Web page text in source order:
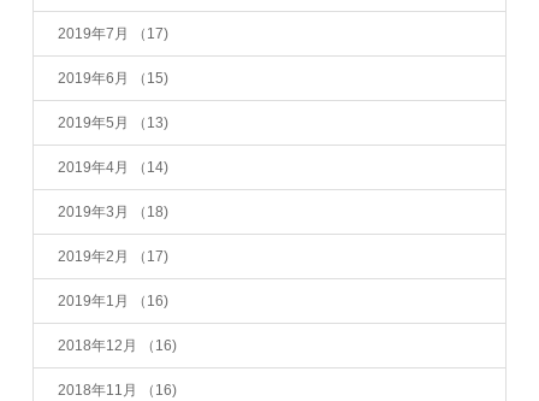
2019年7月 （17)
2019年6月 （15)
2019年5月 （13)
2019年4月 （14)
2019年3月 （18)
2019年2月 （17)
2019年1月 （16)
2018年12月 （16)
2018年11月 （16)